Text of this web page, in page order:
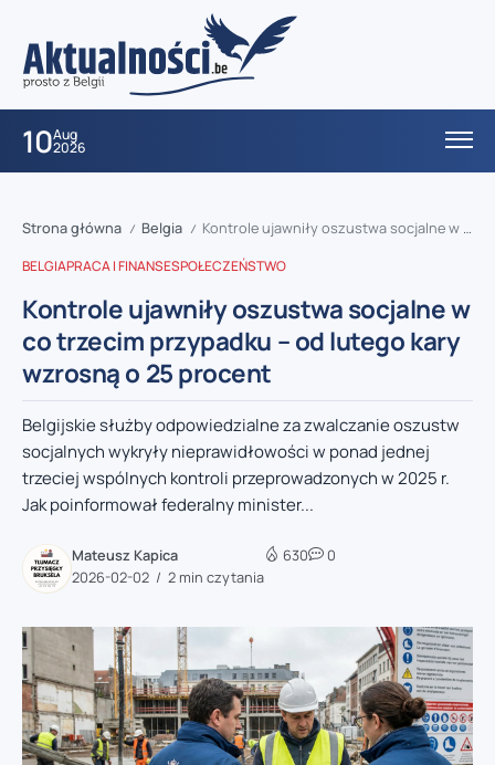
10Aug
2026
Strona główna / Belgia / Kontrole ujawniły oszustwa socjalne w co trzecim przypadku – od lutego kary wzrosną o 25 procent
BELGIAPRACA I FINANSESPOŁECZEŃSTWO
Kontrole ujawniły oszustwa socjalne w
co trzecim przypadku – od lutego kary
wzrosną o 25 procent
Belgijskie służby odpowiedzialne za zwalczanie oszustw
socjalnych wykryły nieprawidłowości w ponad jednej
trzeciej wspólnych kontroli przeprowadzonych w 2025 r.
Jak poinformował federalny minister...
Mateusz Kapica
2026-02-02
2 min czytania
630 0